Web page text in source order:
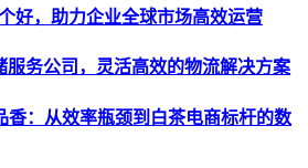
好，助力企业全球市场高效运营
服务公司，灵活高效的物流解决方案
香：从效率瓶颈到白茶电商标杆的数